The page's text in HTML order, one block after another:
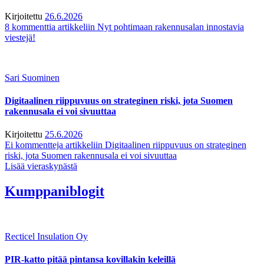
Kirjoitettu 26.6.2026
8 kommenttia artikkeliin Nyt pohtimaan rakennusalan innostavia
viestejä!
Sari Suominen
Digitaalinen riippuvuus on strateginen riski, jota Suomen
rakennusala ei voi sivuuttaa
Kirjoitettu 25.6.2026
Ei kommentteja artikkeliin Digitaalinen riippuvuus on strateginen
riski, jota Suomen rakennusala ei voi sivuuttaa
Lisää vieraskynästä
Kumppaniblogit
Recticel Insulation Oy
PIR-katto pitää pintansa kovillakin keleillä